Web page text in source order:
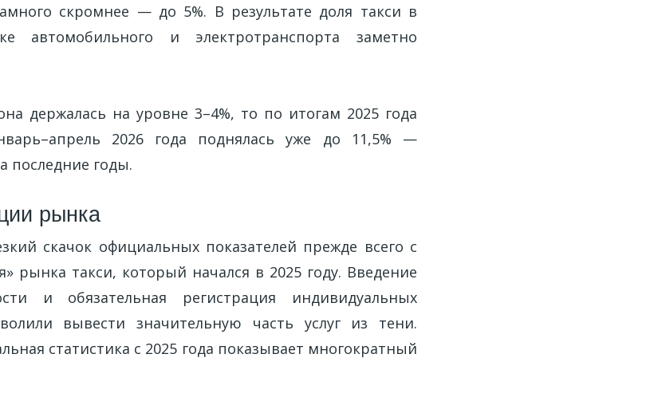
скромнее — до 5%. В результате доля такси в
автомобильного и электротранспорта заметно
держалась на уровне 3–4%, то по итогам 2025 года
2026 года поднялась уже до 11,5% —
последние годы.
рынка
скачок официальных показателей прежде всего с
рынка такси, который начался в 2025 году. Введение
и обязательная регистрация индивидуальных
вывести значительную часть услуг из тени.
статистика с 2025 года показывает многократный